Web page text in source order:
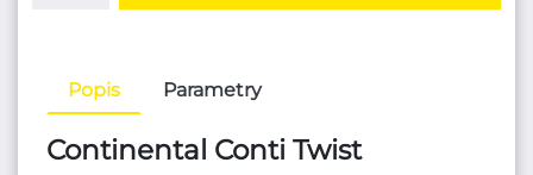
Popis Parametry
Continental Conti Twist